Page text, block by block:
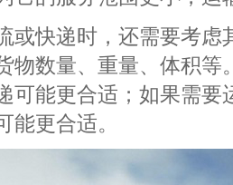
或快递时，还需要考虑
物数量、重量、体积等
可能更合适；如果需要
能更合适。